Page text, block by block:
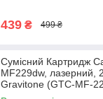
439 ₴ 499 ₴
Сумісний Картридж
MF229dw, лазерний,
Gravitone (GTC-MF-